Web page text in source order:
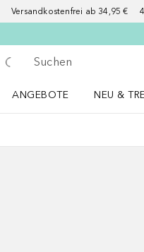
Versandkostenfrei ab 34,95 €
Gehe zurück
Suche ausführen
ANGEBOTE
NEU &